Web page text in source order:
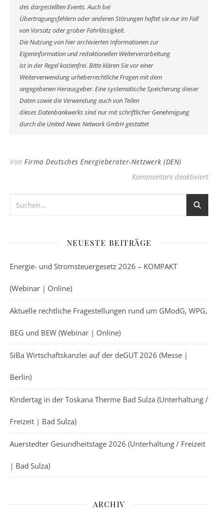
des dargestellten Events. Auch bei
Übertragungsfehlern oder anderen Störungen haftet sie nur im Fall
von Vorsatz oder grober Fahrlässigkeit.
Die Nutzung von hier archivierten Informationen zur
Eigeninformation und redaktionellen Weiterverarbeitung
ist in der Regel kostenfrei. Bitte klären Sie vor einer
Weiterverwendung urheberrechtliche Fragen mit dem
angegebenen Herausgeber. Eine systematische Speicherung dieser
Daten sowie die Verwendung auch von Teilen
dieses Datenbankwerks sind nur mit schriftlicher Genehmigung
durch die United News Network GmbH gestattet
Von Firma Deutsches Energieberater-Netzwerk (DEN)
Kommentare deaktiviertfür
NEUESTE BEITRÄGE
Energie- und Stromsteuergesetz 2026 – KOMPAKT
(Webinar | Online)
Aktuelle rechtliche Fragestellungen rund um GModG, WPG,
BEG und BEW (Webinar | Online)
SiBa Wirtschaftskanzlei auf der deGUT 2026 (Messe |
Berlin)
Kindertag in der Toskana Therme Bad Sulza (Unterhaltung /
Freizeit | Bad Sulza)
Auerstedter Gesundheitstage 2026 (Unterhaltung / Freizeit
| Bad Sulza)
ARCHIV